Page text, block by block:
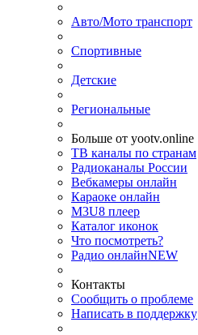
Авто/Мото транспорт
Спортивные
Детские
Региональные
Больше от yootv.online
ТВ каналы по странам
Радиоканалы России
Вебкамеры онлайн
Караоке онлайн
M3U8 плеер
Каталог иконок
Что посмотреть?
Радио онлайнNEW
Контакты
Сообщить о проблеме
Написать в поддержку